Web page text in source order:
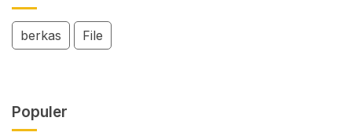
berkas File
Populer